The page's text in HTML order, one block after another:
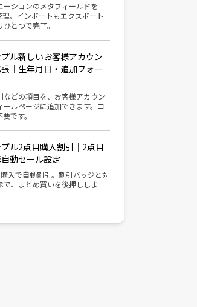
ーションのメタフィールドを
理。インポートもエクスポート
とつで完了。
ル新しいお客様アカウン
張｜生年月日・追加フォー
などの項目を、お客様アカウン
ールページに追加できます。コ
です。
ル2点目購入割引｜2点目
動セール設定
入で自動割引。割引バッジと対
で、まとめ買いを後押ししま